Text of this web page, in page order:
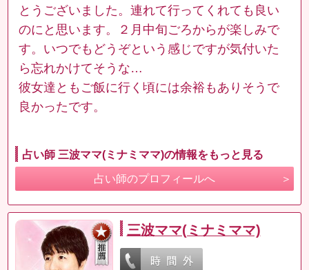
とうございました。連れて行ってくれても良い
のにと思います。２月中旬ごろからが楽しみで
す。いつでもどうぞという感じですが気付いた
ら忘れかけてそうな…
彼女達ともご飯に行く頃には余裕もありそうで
良かったです。
占い師 三波ママ(ミナミママ)の情報をもっと見る
占い師のプロフィールへ
三波ママ(ミナミママ)